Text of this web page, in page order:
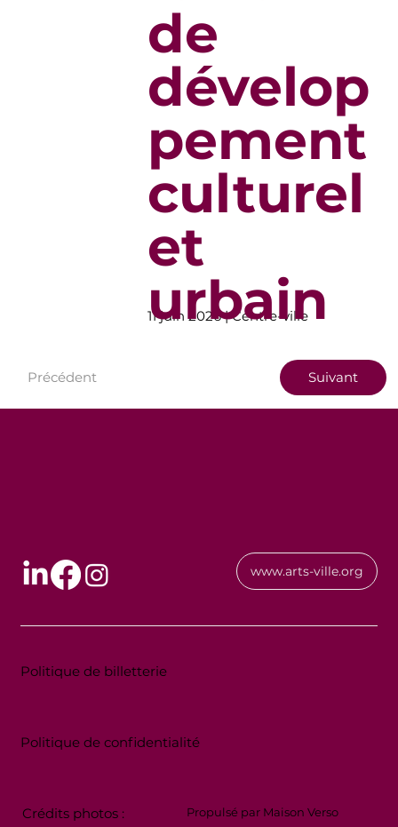
11 juin 2026 | Centre-ville
de
dévelop
pement
culturel
et
urbain
Précédent Suivant
www.arts-ville.org
Politique de confidentialité
Politique de billetterie
Crédits photos :
Propulsé par Maison Verso